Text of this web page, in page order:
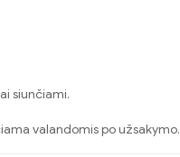
siunčiami.
valandomis po užsakymo.